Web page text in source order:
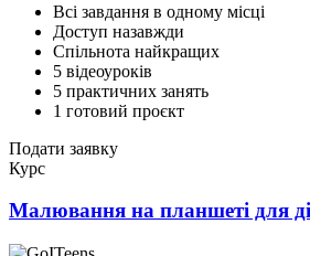
Всі завдання в одному місці
Доступ назавжди
Спільнота найкращих
5 відеоуроків
5 практичних занять
1 готовий проєкт
Подати заявку
Курс
Малювання на планшеті для